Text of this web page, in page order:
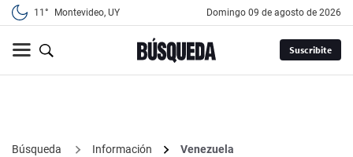
11° Montevideo, UY domingo 09 de agosto de 2026
Suscribite
Búsqueda Información
Venezuela